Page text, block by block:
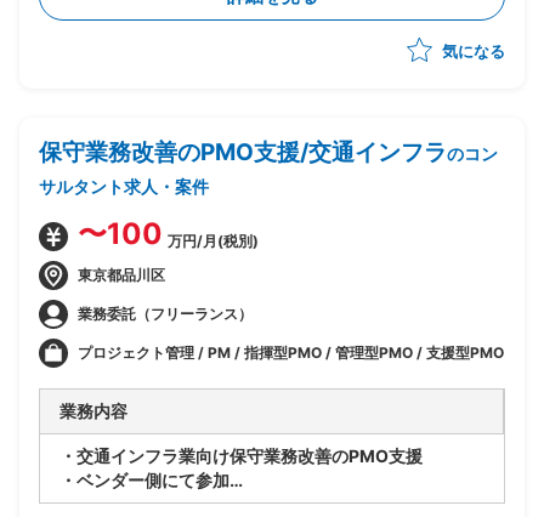
(利用AI：ローカルLLM)
-進捗管理
気になる
保守業務改善のPMO支援/交通インフラのコン
サルタント求人・案件
〜100 万円/月(税別)
東京都品川区
業務委託（フリーランス）
プロジェクト管理 / PM / 指揮型PMO / 管理型PMO / 支援型PMO
業務内容
・交通インフラ業向け保守業務改善のPMO支援
・ベンダー側にて参加
・保守業務が2月よりスタートしており、業務が設計通